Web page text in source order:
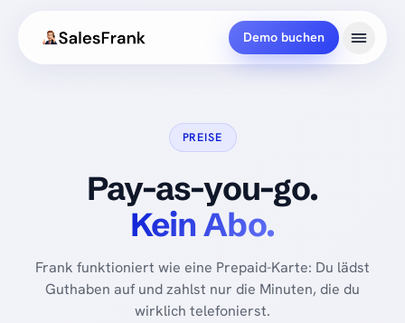
Demo buchen
PREISE
Pay-as-you-go.
Kein Abo.
Frank funktioniert wie eine Prepaid-Karte: Du lädst
Guthaben auf und zahlst nur die Minuten, die du
wirklich telefonierst.